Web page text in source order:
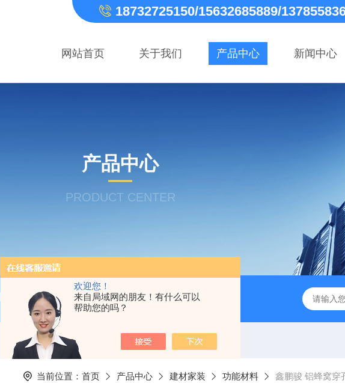
欢迎您！
来自局域网的朋友！有什么可以
帮助您的吗？
18732725150/15632685889/
网站首页 关于我们 产品中心 新闻中心
产品中心
PRODUCT CENTER
音降噪） 岩棉吸音板（吊顶专用装饰材料） 600*600 600*1200鑫鹏骏
当前位置： 首页 产品中心 建材家装 功能材料 鑫鹏骏 铝蜂窝穿